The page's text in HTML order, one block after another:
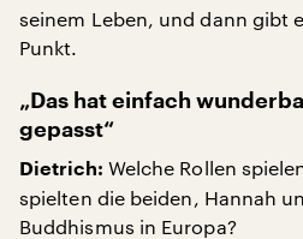
seinem Leben, und dann gibt
Punkt.
„Das hat einfach
gepasst“
Dietrich: Welche Rollen
spielten die beiden, Hannah
Buddhismus in Europa?